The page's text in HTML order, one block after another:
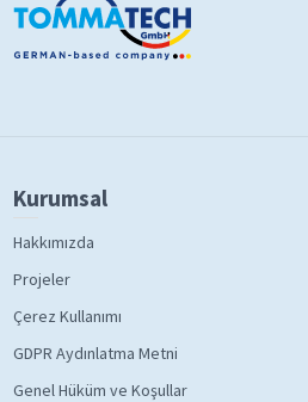
Kurumsal
Hakkımızda
Projeler
Çerez Kullanımı
GDPR Aydınlatma Metni
Genel Hüküm ve Koşullar